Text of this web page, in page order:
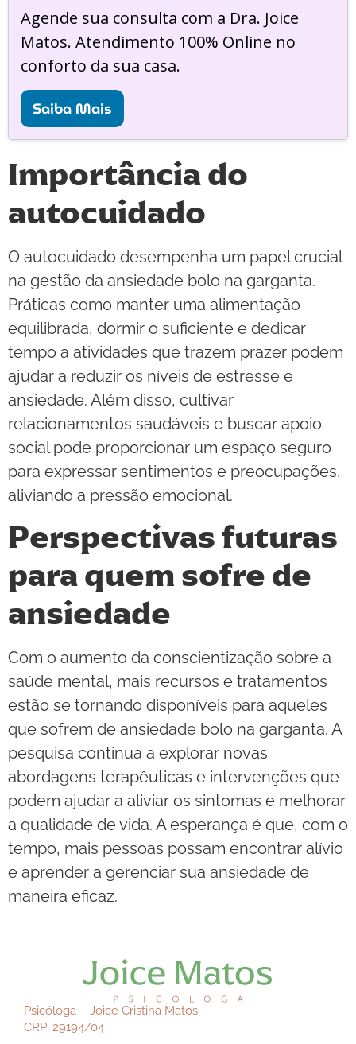
Agende sua consulta com a Dra. Joice
Matos. Atendimento 100% Online no
conforto da sua casa.
Saiba Mais
Importância do
autocuidado
O autocuidado desempenha um papel crucial
na gestão da ansiedade bolo na garganta.
Práticas como manter uma alimentação
equilibrada, dormir o suficiente e dedicar
tempo a atividades que trazem prazer podem
ajudar a reduzir os níveis de estresse e
ansiedade. Além disso, cultivar
relacionamentos saudáveis e buscar apoio
social pode proporcionar um espaço seguro
para expressar sentimentos e preocupações,
aliviando a pressão emocional.
Perspectivas futuras
para quem sofre de
ansiedade
Com o aumento da conscientização sobre a
saúde mental, mais recursos e tratamentos
estão se tornando disponíveis para aqueles
que sofrem de ansiedade bolo na garganta. A
pesquisa continua a explorar novas
abordagens terapêuticas e intervenções que
podem ajudar a aliviar os sintomas e melhorar
a qualidade de vida. A esperança é que, com o
tempo, mais pessoas possam encontrar alívio
e aprender a gerenciar sua ansiedade de
maneira eficaz.
Psicóloga – Joice Cristina Matos
CRP: 29194/04